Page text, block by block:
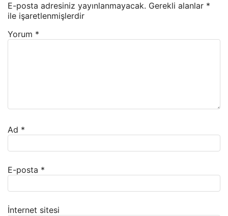
E-posta adresiniz yayınlanmayacak. Gerekli alanlar *
ile işaretlenmişlerdir
Yorum *
Ad *
E-posta *
İnternet sitesi